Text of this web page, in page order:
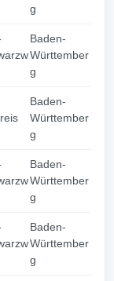
g
Baden-
Württember
g
Baden-
Württember
g
Baden-
Württember
g
Baden-
Württember
g